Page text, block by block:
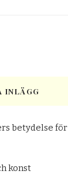
INLÄGG
betydelse för
konst